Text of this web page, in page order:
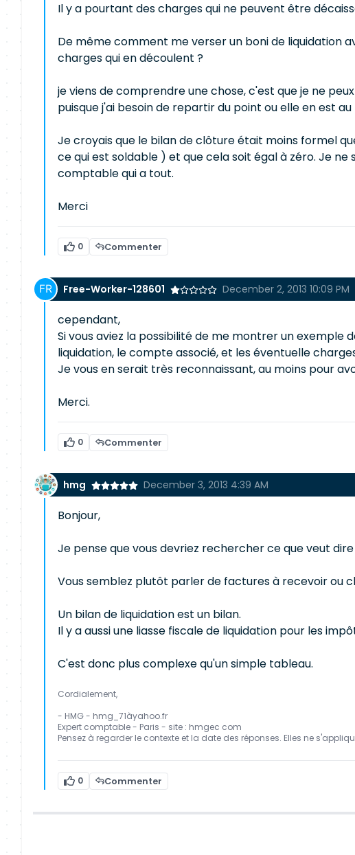
Il y a pourtant des charges qui ne peuvent être
De même comment me verser un boni de liquidation
charges qui en découlent ?
je viens de comprendre une chose, c'est que je ne
puisque j'ai besoin de repartir du point ou elle en est
Je croyais que le bilan de clôture était moins formel
ce qui est soldable ) et que cela soit égal à zéro. Je
comptable qui a tout.
Merci
0 Commenter
Free-Worker-128601 December 2, 2013 10:09 PM
cependant,
Si vous aviez la possibilité de me montrer un exemple
liquidation, le compte associé, et les éventuelle
Je vous en serait très reconnaissant, au moins pour
Merci.
0 Commenter
hmg December 3, 2013 4:39 AM
Bonjour,
Je pense que vous devriez rechercher ce que veut
Vous semblez plutôt parler de factures à recevoir ou
Un bilan de liquidation est un bilan.
Il y a aussi une liasse fiscale de liquidation pour les
C'est donc plus complexe qu'un simple tableau.
Cordialement,
- HMG - hmg_71àyahoo.fr
Expert comptable - Paris - site : hmgec com
Pensez à regarder le contexte et la date des réponses. Elles ne
0 Commenter